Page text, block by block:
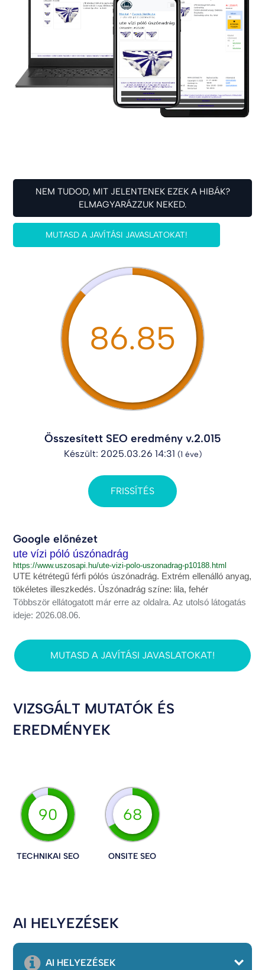
NEM TUDOD, MIT JELENTENEK EZEK A HIBÁK?
ELMAGYARÁZZUK NEKED.
MUTASD A JAVÍTÁSI JAVASLATOKAT!
86.85
Összesített SEO eredmény v.2.015
Készült: 2025.03.26 14:31 (1 éve)
FRISSÍTÉS
Google előnézet
ute vízi póló úszónadrág
https://www.uszosapi.hu/ute-vizi-polo-uszonadrag-p10188.html
UTE kétrétegű férfi pólós úszónadrág. Extrém ellenálló anyag,
tökéletes illeszkedés. Úszónadrág színe: lila, fehér
Többször ellátogatott már erre az oldalra. Az utolsó látogatás
ideje: 2026.08.06.
MUTASD A JAVÍTÁSI JAVASLATOKAT!
VIZSGÁLT MUTATÓK ÉS
EREDMÉNYEK
90
TECHNIKAI SEO
68
ONSITE SEO
AI HELYEZÉSEK
AI HELYEZÉSEK